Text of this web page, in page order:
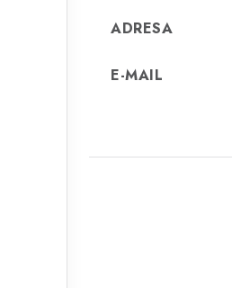
ADRESA
E-MAIL